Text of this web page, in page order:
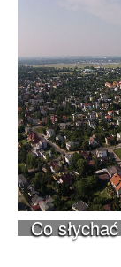
Co